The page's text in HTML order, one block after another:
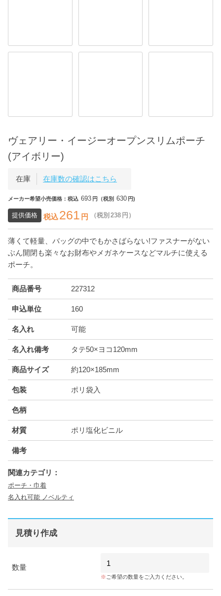
ヴェアリー・イージーオープンスリムポーチ
(アイボリー)
在庫 在庫数の確認はこちら
メーカー希望小売価格：税込 693 円（税別 630 円)
提供価格 税込261 円 （税別 238 円）
薄くて軽量、バッグの中でもかさばらない!ファスナーがない
ぶん開閉も楽々なお財布やメガネケースなどマルチに使える
ポーチ。
商品番号 227312
申込単位 160
名入れ 可能
名入れ備考 タテ50×ヨコ120mm
商品サイズ 約120×185mm
包装 ポリ袋入
色柄
材質 ポリ塩化ビニル
備考
関連カテゴリ：
ポーチ・巾着
名入れ可能 ノベルティ
見積り作成
数量
ご希望の数量をご入力ください。